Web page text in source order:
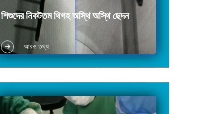
শিশুদের নিকটতম থিগহ অস্থি অস্থি ছেদন
DDH-এর চিকিৎসা: প্রক্সিমেল ফেমোরাল অস্টিওটমি ইনডিকেশন:
শিশুদের প্রক্সিমেল ফেমারের উল্টো, ভ্যালগাস এবং রোটেশনাল
অস্টিওটমি বা ভেঙ্গে যাওয়ার সংযোজন।
আরও তথ্য